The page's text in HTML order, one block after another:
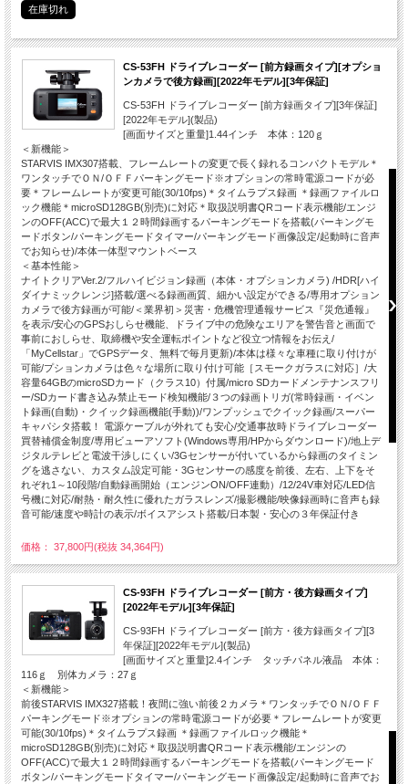
在庫切れ
CS-53FH ドライブレコーダー [前方録画タイプ][オプショ
ンカメラで後方録画][2022年モデル][3年保証]
CS-53FH ドライブレコーダー [前方録画タイプ][3年保証]
[2022年モデル](製品)
[画面サイズと重量]1.44インチ 本体：120ｇ
＜新機能＞
STARVIS IMX307搭載、フレームレートの変更で長く録れるコンパクトモデル＊
ワンタッチでＯＮ/ＯＦＦパーキングモード※オプションの常時電源コードが必
要＊フレームレートが変更可能(30/10fps)＊タイムラプス録画 ＊録画ファイルロ
ック機能＊microSD128GB(別売)に対応＊取扱説明書QRコード表示機能/エンジ
ンのOFF(ACC)で最大１２時間録画するパーキングモードを搭載(パーキングモ
ードボタン/パーキングモードタイマー/パーキングモード画像設定/起動時に音声
でお知らせ)/本体一体型マウントベース
＜基本性能＞
ナイトクリアVer.2/フルハイビジョン録画（本体・オプションカメラ) /HDR[ハイ
ダイナミックレンジ]搭載/選べる録画画質、細かい設定ができる/専用オプション
カメラで後方録画が可能/＜業界初＞災害・危機管理通報サービス『災危通報』
を表示/安心のGPSおしらせ機能、ドライブ中の危険なエリアを警告音と画面で
事前におしらせ、取締機や安全運転ポイントなど役立つ情報をお伝え/
「MyCellstar」でGPSデータ、無料で毎月更新)/本体は様々な車種に取り付けが
可能/プションカメラは色々な場所に取り付け可能［スモークガラスに対応］/大
容量64GBのmicroSDカード（クラス10）付属/micro SDカードメンテナンスフリ
ー/SDカード書き込み禁止モード検知機能/３つの録画トリガ(常時録画・イベン
ト録画(自動)・クイック録画機能(手動))/ワンプッシュでクイック録画/スーパー
キャパシタ搭載！ 電源ケーブルが外れても安心/交通事故時ドライブレコーダー
買替補償金制度/専用ビューアソフト(Windows専用/HPからダウンロード)/地上デ
ジタルテレビと電波干渉しにくい/3Gセンサーが付いているから録画のタイミン
グを逃さない、カスタム設定可能・3Gセンサーの感度を前後、左右、上下をそ
れぞれ1～10段階/自動録画開始（エンジンON/OFF連動）/12/24V車対応/LED信
号機に対応/耐熱・耐久性に優れたガラスレンズ/撮影機能/映像録画時に音声も録
音可能/速度や時計の表示/ボイスアシスト搭載/日本製・安心の３年保証付き
価格： 37,800円(税抜 34,364円)
CS-93FH ドライブレコーダー [前方・後方録画タイプ]
[2022年モデル][3年保証]
CS-93FH ドライブレコーダー [前方・後方録画タイプ][3
年保証][2022年モデル](製品)
[画面サイズと重量]2.4インチ タッチパネル液晶 本体：
116ｇ 別体カメラ：27ｇ
＜新機能＞
前後STARVIS IMX327搭載！夜間に強い前後２カメラ＊ワンタッチでＯＮ/ＯＦＦ
パーキングモード※オプションの常時電源コードが必要＊フレームレートが変更
可能(30/10fps)＊タイムラプス録画 ＊録画ファイルロック機能＊
microSD128GB(別売)に対応＊取扱説明書QRコード表示機能/エンジンの
OFF(ACC)で最大１２時間録画するパーキングモードを搭載(パーキングモード
ボタン/パーキングモードタイマー/パーキングモード画像設定/起動時に音声でお